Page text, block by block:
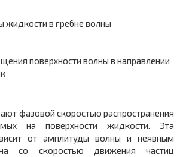
жидкости в гребне волны
поверхности волны в направлении
фазовой скоростью распространения
на поверхности жидкости. Эта
от амплитуды волны и неявным
со скоростью движения частиц